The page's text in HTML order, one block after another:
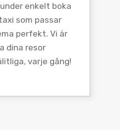
enkelt boka
som passar
perfekt. Vi är
dina resor
varje gång!